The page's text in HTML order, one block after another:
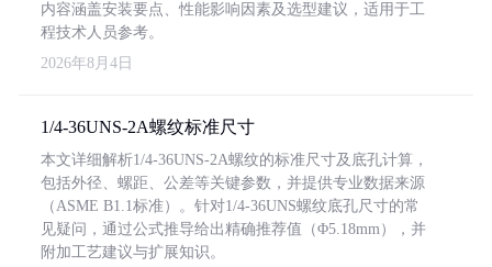
内容涵盖安装要点、性能影响因素及选型建议，适用于工
程技术人员参考。
2026年8月4日
1/4-36UNS-2A螺纹标准尺寸
本文详细解析1/4-36UNS-2A螺纹的标准尺寸及底孔计算，
包括外径、螺距、公差等关键参数，并提供专业数据来源
（ASME B1.1标准）。针对1/4-36UNS螺纹底孔尺寸的常
见疑问，通过公式推导给出精确推荐值（Φ5.18mm），并
附加工艺建议与扩展知识。